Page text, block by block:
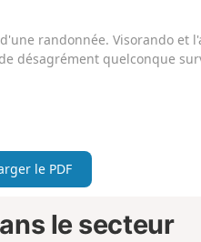
randonnée. Visorando et
désagrément quelconque
le PDF
le secteur